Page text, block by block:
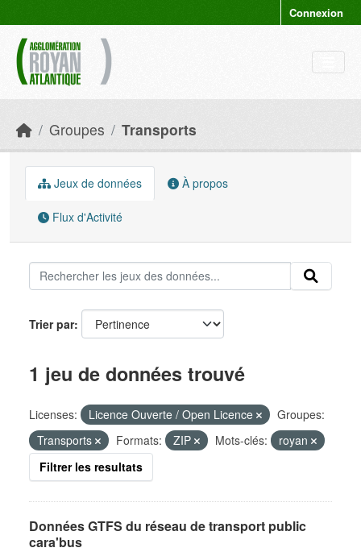
Connexion
Groupes Transports
Jeux de données À propos
Flux d'Activité
Trier par
1 jeu de données trouvé
Licenses: Licence Ouverte / Open Licence
Groupes:
Transports
Formats: ZIP Mots-clés:
royan
Filtrer les resultats
Données GTFS du réseau de transport public
cara'bus